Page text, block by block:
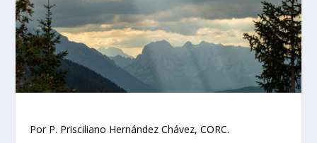
Por P. Prisciliano Hernández Chávez, CORC.